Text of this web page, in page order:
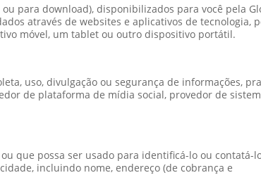
para download), disponibilizados para você pela
através de websites e aplicativos de tecnologia,
móvel, um tablet ou outro dispositivo portátil.
uso, divulgação ou segurança de informações,
de plataforma de mídia social, provedor de
que possa ser usado para identificá-lo ou contatá-
incluindo nome, endereço (de cobrança e